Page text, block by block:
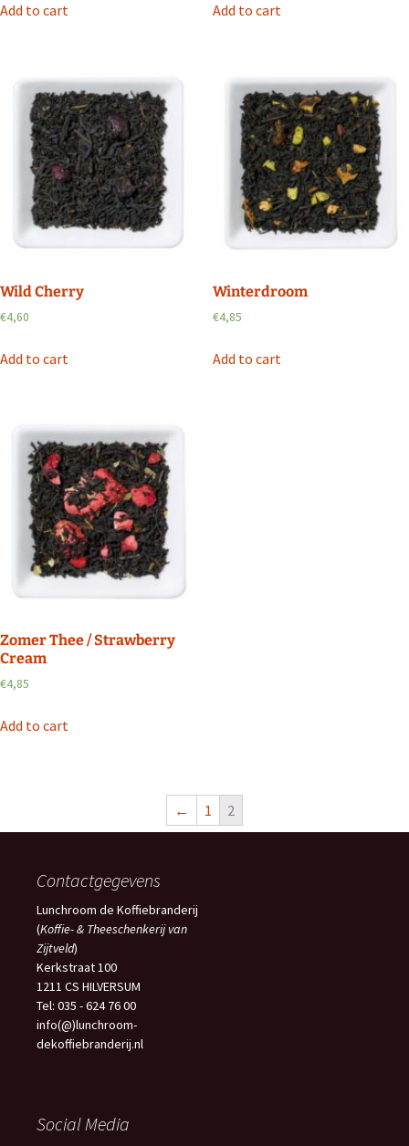
Add to cart Add to cart
Wild Cherry
€4,60
Add to cart
Winterdroom
€4,85
Add to cart
Zomer Thee / Strawberry
Cream
€4,85
Add to cart
← 1 2
Contactgegevens
Lunchroom de Koffiebranderij
(Koffie- & Theeschenkerij van
Zijtveld)
Kerkstraat 100
1211 CS HILVERSUM
Tel: 035 - 624 76 00
info(@)lunchroom-
dekoffiebranderij.nl
Social Media